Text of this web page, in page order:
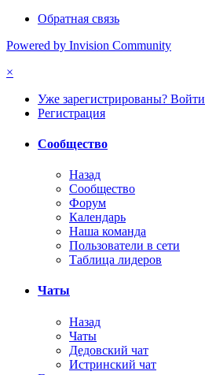
Обратная связь
Powered by Invision Community
×
Уже зарегистрированы? Войти
Регистрация
Сообщество
Назад
Сообщество
Форум
Календарь
Наша команда
Пользователи в сети
Таблица лидеров
Чаты
Назад
Чаты
Дедовский чат
Истринский чат